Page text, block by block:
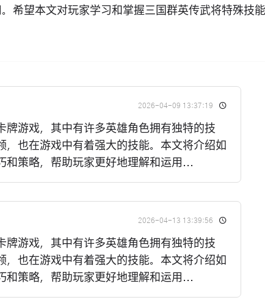
希望本文对玩家学习和掌握三国群英传武将特殊技
2026-04-09 13:37:19
牌游戏，其中有许多英雄角色拥有独特的技
，也在游戏中有着强大的技能。本文将介绍如
和策略，帮助玩家更好地理解和运用...
2026-04-13 13:39:56
牌游戏，其中有许多英雄角色拥有独特的技
，也在游戏中有着强大的技能。本文将介绍如
和策略，帮助玩家更好地理解和运用...